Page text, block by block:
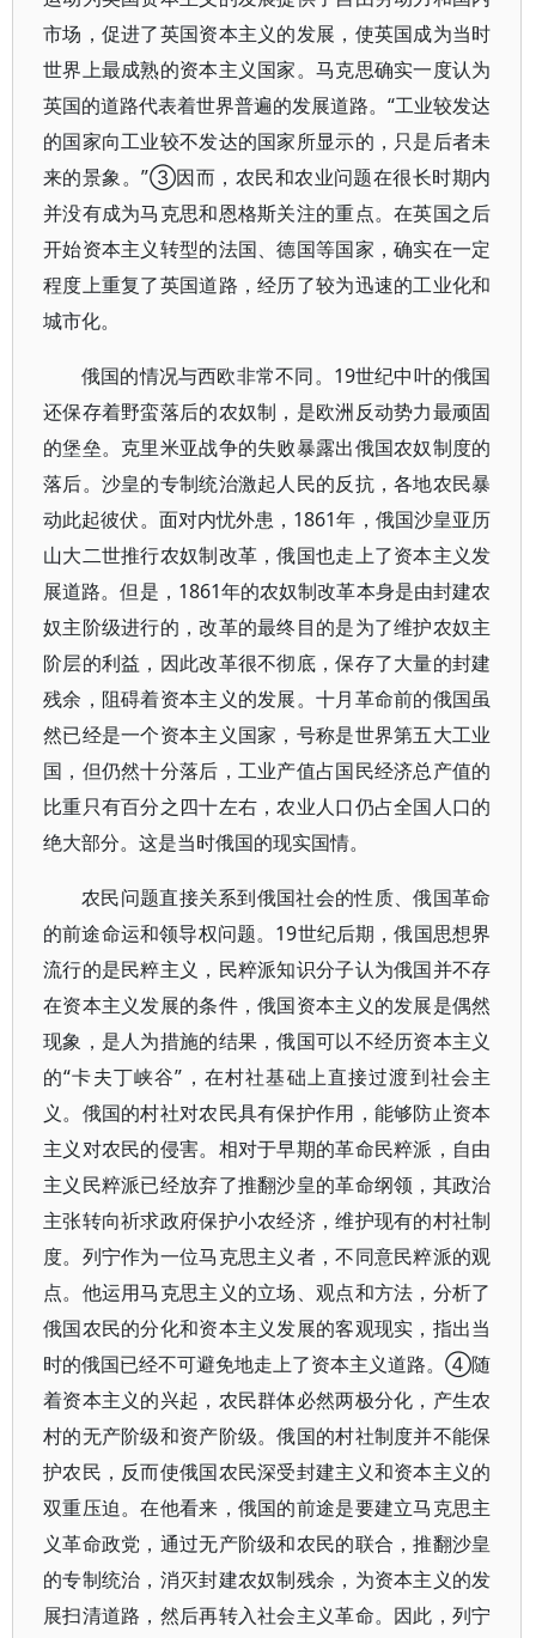
市场，促进了英国资本主义的发展，使英国成为当时
世界上最成熟的资本主义国家。马克思确实一度认为
英国的道路代表着世界普遍的发展道路。“工业较发达
的国家向工业较不发达的国家所显示的，只是后者未
来的景象。”③因而，农民和农业问题在很长时期内
并没有成为马克思和恩格斯关注的重点。在英国之后
开始资本主义转型的法国、德国等国家，确实在一定
程度上重复了英国道路，经历了较为迅速的工业化和
城市化。
俄国的情况与西欧非常不同。19世纪中叶的俄国
还保存着野蛮落后的农奴制，是欧洲反动势力最顽固
的堡垒。克里米亚战争的失败暴露出俄国农奴制度的
落后。沙皇的专制统治激起人民的反抗，各地农民暴
动此起彼伏。面对内忧外患，1861年，俄国沙皇亚历
山大二世推行农奴制改革，俄国也走上了资本主义发
展道路。但是，1861年的农奴制改革本身是由封建农
奴主阶级进行的，改革的最终目的是为了维护农奴主
阶层的利益，因此改革很不彻底，保存了大量的封建
残余，阻碍着资本主义的发展。十月革命前的俄国虽
然已经是一个资本主义国家，号称是世界第五大工业
国，但仍然十分落后，工业产值占国民经济总产值的
比重只有百分之四十左右，农业人口仍占全国人口的
绝大部分。这是当时俄国的现实国情。
农民问题直接关系到俄国社会的性质、俄国革命
的前途命运和领导权问题。19世纪后期，俄国思想界
流行的是民粹主义，民粹派知识分子认为俄国并不存
在资本主义发展的条件，俄国资本主义的发展是偶然
现象，是人为措施的结果，俄国可以不经历资本主义
的“卡夫丁峡谷”，在村社基础上直接过渡到社会主
义。俄国的村社对农民具有保护作用，能够防止资本
主义对农民的侵害。相对于早期的革命民粹派，自由
主义民粹派已经放弃了推翻沙皇的革命纲领，其政治
主张转向祈求政府保护小农经济，维护现有的村社制
度。列宁作为一位马克思主义者，不同意民粹派的观
点。他运用马克思主义的立场、观点和方法，分析了
俄国农民的分化和资本主义发展的客观现实，指出当
时的俄国已经不可避免地走上了资本主义道路。④随
着资本主义的兴起，农民群体必然两极分化，产生农
村的无产阶级和资产阶级。俄国的村社制度并不能保
护农民，反而使俄国农民深受封建主义和资本主义的
双重压迫。在他看来，俄国的前途是要建立马克思主
义革命政党，通过无产阶级和农民的联合，推翻沙皇
的专制统治，消灭封建农奴制残余，为资本主义的发
展扫清道路，然后再转入社会主义革命。因此，列宁